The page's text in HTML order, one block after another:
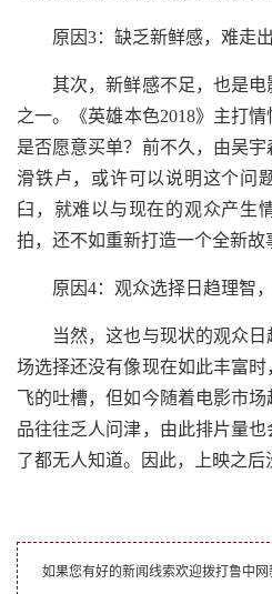
原因3：缺乏新鲜感，难走
其次，新鲜感不足，也是电
之一。《英雄本色2018》主打
是否愿意买单？前不久，由吴
滑铁卢，或许可以说明这个问
臼，就难以与现在的观众产生
拍，还不如重新打造一个全新故
原因4：观众选择日趋理智，
当然，这也与现状的观众日
场选择还没有像现在如此丰富
飞的吐槽，但如今随着电影市
品往往乏人问津，由此排片量
了都无人知道。因此，上映之后
如果您有好的新闻线索欢迎拨打鲁中网